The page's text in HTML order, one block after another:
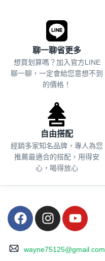
聊一聊省更多
想買划算嗎？加入官方LINE
聊一聊，一定會給您意想不到
的價格！
自由搭配
經銷多家知名品牌，專人為您
推薦最適合的搭配，用得安
心，喝得放心
wayne75125@gmail.com